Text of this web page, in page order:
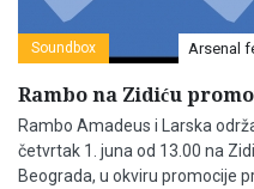
Soundbox Arsenal
Rambo na Zidiću
Rambo Amadeus i Larska
četvrtak 1. juna od 13.00 na
Beograda, u okviru promocije